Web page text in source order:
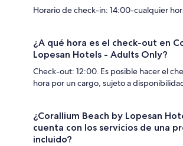
Horario de check-in: 14:00-cualquier
¿A qué hora es el check-out en
Lopesan Hotels - Adults Only?
Check-out: 12:00. Es posible hacer el
hora por un cargo, sujeto a
¿Corallium Beach by Lopesan
cuenta con los servicios de una
incluido?